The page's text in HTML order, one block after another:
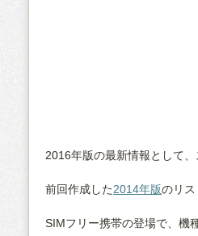
2016年版の最新情報として
前回作成した2014年版のリス
SIMフリー携帯の登場で、機